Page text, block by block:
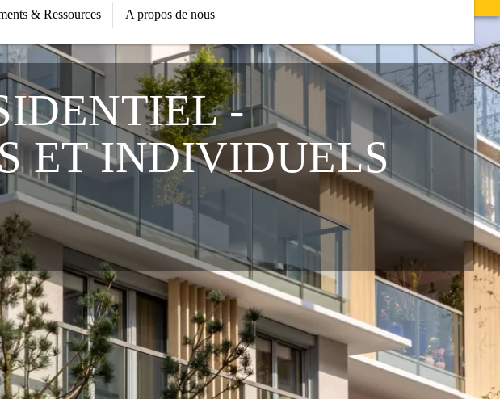
& Ressources A propos de nous
-
ET INDIVIDUELS